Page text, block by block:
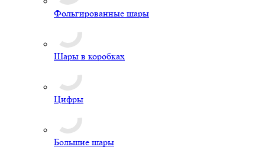
Фольгированные шары
Шары в коробках
Цифры
Большие шары